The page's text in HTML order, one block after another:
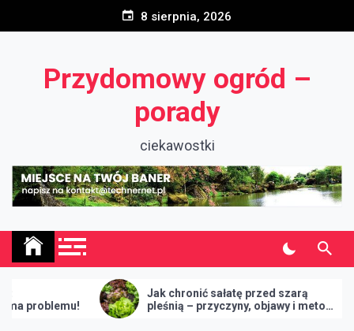
8 sierpnia, 2026
Przydomowy ogród –
porady
ciekawostki
Jak chronić sałatę przed szarą
pleśnią – przyczyny, objawy i metody
zwalczania